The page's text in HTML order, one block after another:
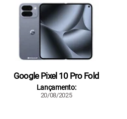
Google Pixel 10 Pro Fold
Lançamento:
20/08/2025